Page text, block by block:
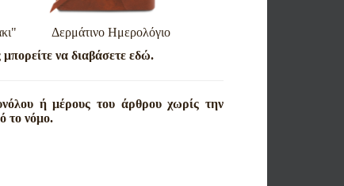
Δερμάτινο Ημερολόγιο
να διαβάσετε εδώ.
ή μέρους του άρθρου χωρίς την
το νόμο.